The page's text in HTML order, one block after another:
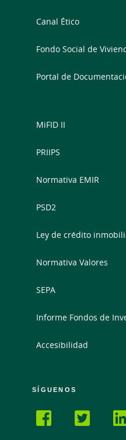
Canal Ético
Fondo Social de
Portal de
MiFID II
PRIIPS
Normativa EMIR
PSD2
Ley de crédito
Normativa Valores
SEPA
Informe Fondos de
Accesibilidad
SÍGUENOS